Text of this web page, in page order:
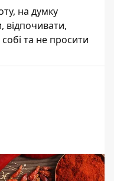
на думку
відпочивати,
та не просити